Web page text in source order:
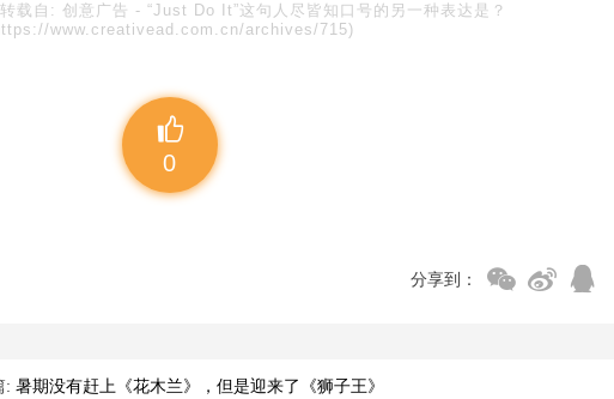
载自: 创意广告 - “Just Do It”这句人尽皆知口号的另一种表达是？
www.creativead.com.cn/archives/715)
0
分享到：
: 暑期没有赶上《花木兰》，但是迎来了《狮子王》